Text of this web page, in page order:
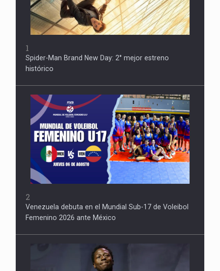
1
Spider-Man Brand New Day: 2° mejor estreno
histórico
2
Venezuela debuta en el Mundial Sub-17 de Voleibol
Femenino 2026 ante México